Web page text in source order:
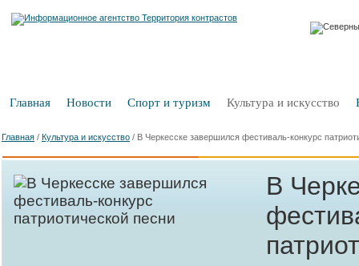
Главная Новости Спорт и туризм Культура и искусство
Главная / Культура и искусство / В Черкесске завершился фестиваль-конкурс
В